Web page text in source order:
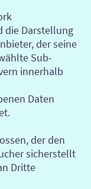
die Darstellung
der seine
Sub-
innerhalb
Daten
der den
sicherstellt
Dritte